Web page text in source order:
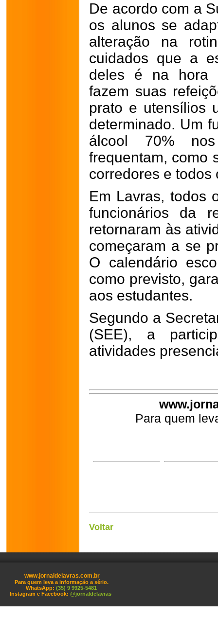
De acordo com a
os alunos se
alteração na
cuidados que a
deles é na hora
fazem suas
prato e utensílios
determinado. Um
álcool 70%
frequentam, como
corredores e todos
Em Lavras, todos
funcionários da
retornaram às
começaram a se
O calendário
como previsto,
aos estudantes.
Segundo a
(SEE), a
atividades
Para quem
Voltar
www.jornaldelavras.com.br
Para quem leva a informação a sério.
WhatsApp: (35) 9 9925-5481
Instagram e Facebook: @jornaldelavras